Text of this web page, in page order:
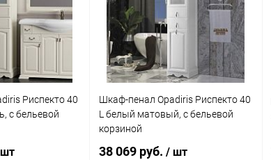
Под заказ В избранное Под заказ
Риспекто 40
с бельевой
Шкаф-пенал Opadiris Риспекто 40
L белый матовый, с бельевой
корзиной
38 069 руб. / шт